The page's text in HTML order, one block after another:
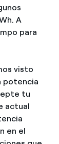
A
para
visto
potencia
tu
actual
en el